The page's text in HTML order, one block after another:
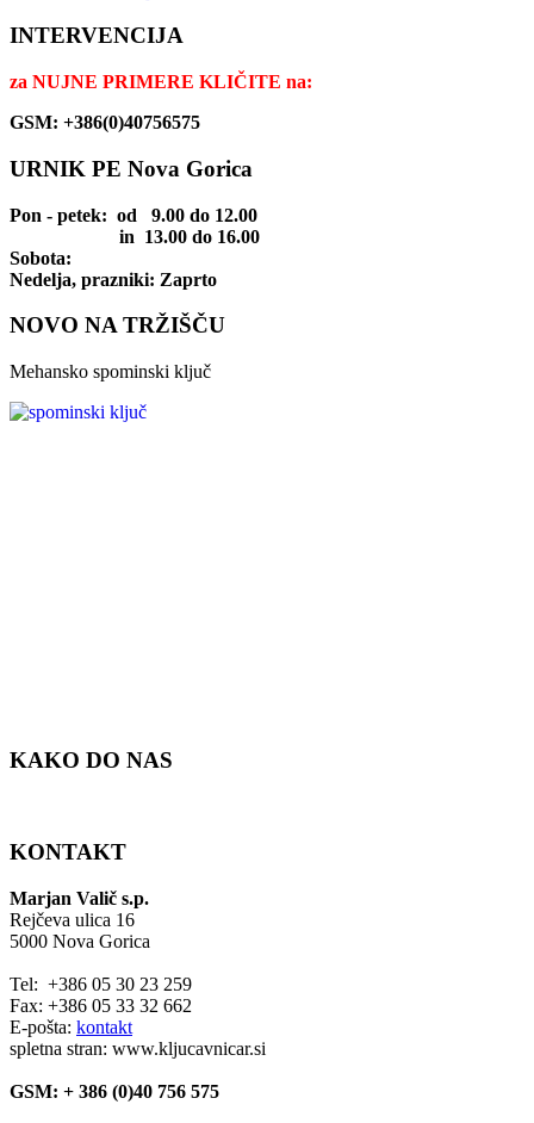
INTERVENCIJA
za NUJNE PRIMERE KLIČITE na:
GSM: +386(0)40756575
URNIK PE Nova Gorica
Pon - petek: od 9.00 do 12.00
in 13.00 do 16.00
Sobota:
Nedelja, prazniki: Zaprto
NOVO NA TRŽIŠČU
Mehansko spominski ključ
KAKO DO NAS
KONTAKT
Marjan Valič s.p.
Rejčeva ulica 16
5000 Nova Gorica
Tel: +386 05 30 23 259
Fax: +386 05 33 32 662
E-pošta: kontakt
spletna stran: www.kljucavnicar.si
GSM: + 386 (0)40 756 575